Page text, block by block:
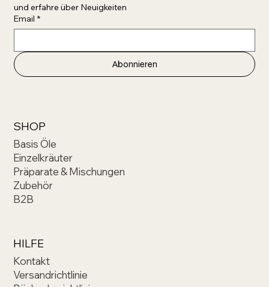
HILFE
Kontakt
Versandrichtlinie
SHOP
Basis Öle
Einzelkräuter
Präparate & Mischungen
Zubehör
B2B
Email *
Abonnieren